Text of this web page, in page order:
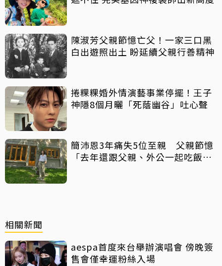
陳淑芳父親節憶亡父！一家三口黑
白出遊照出土 盼延續父親行善精神
捲粿粿婚外情演藝事業停擺！王子
神隱8個月曬「死蔭幽谷」吐心聲
簡沛恩3年痛失5位至親 父親節憶
「去年還跟父親、外公一起吃飯聊
相關新聞
aespa首度來台舉辦演唱會 傍晚簽
售會僅幸運粉絲入場